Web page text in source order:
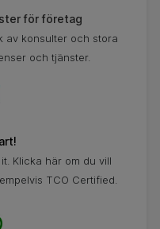
för företag
av konsulter och stora
och tjänster.
Klicka här om du vill
TCO Certified.